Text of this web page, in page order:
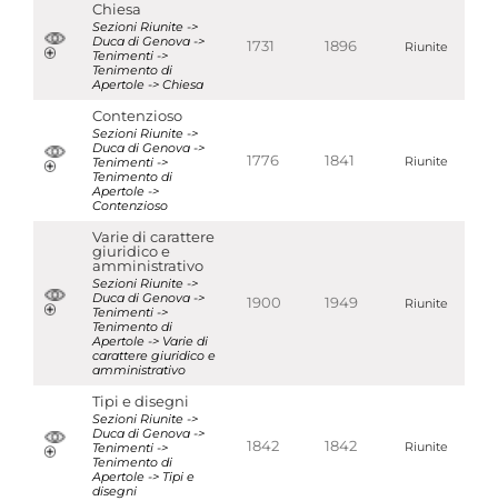
Chiesa
Sezioni Riunite ->
Duca di Genova ->
Tenimenti ->
Tenimento di
Apertole -> Chiesa
1731 1896 Riunite
Contenzioso
Sezioni Riunite ->
Duca di Genova ->
Tenimenti ->
Tenimento di
Apertole ->
Contenzioso
1776 1841 Riunite
Varie di carattere
giuridico e
amministrativo
Sezioni Riunite ->
Duca di Genova ->
Tenimenti ->
Tenimento di
Apertole -> Varie di
carattere giuridico e
amministrativo
1900 1949 Riunite
Tipi e disegni
Sezioni Riunite ->
Duca di Genova ->
Tenimenti ->
Tenimento di
Apertole -> Tipi e
disegni
1842 1842 Riunite